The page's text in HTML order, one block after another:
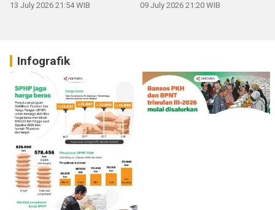
13 July 2026 21:54 WIB 09 July 2026 21:20 WIB
Infografik